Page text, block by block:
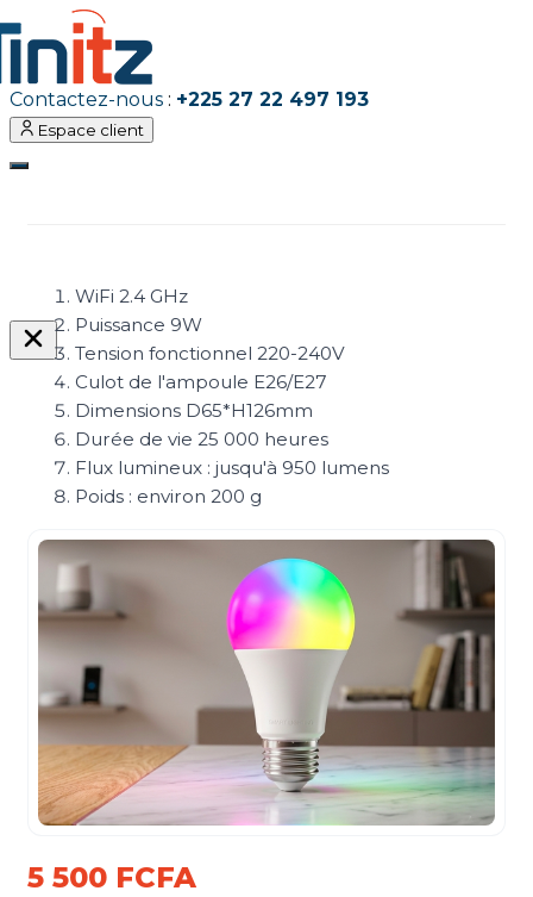
Contactez-nous : +225 27 22 497 193
Espace client
WiFi 2.4 GHz
Puissance 9W
Tension fonctionnel 220-240V
Culot de l'ampoule E26/E27
Dimensions D65*H126mm
Durée de vie 25 000 heures
Flux lumineux : jusqu'à 950 lumens
Poids : environ 200 g
5 500 FCFA